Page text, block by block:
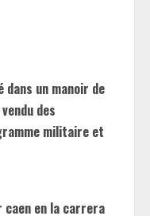
un manoir de
des
militaire et
caen en la carrera